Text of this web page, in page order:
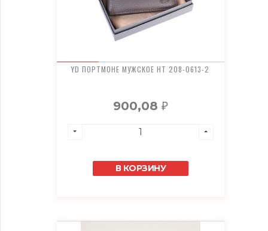
YD ПОРТМОНЕ МУЖСКОЕ HT 208-0613-2
900,08 ₽
В КОРЗИНУ